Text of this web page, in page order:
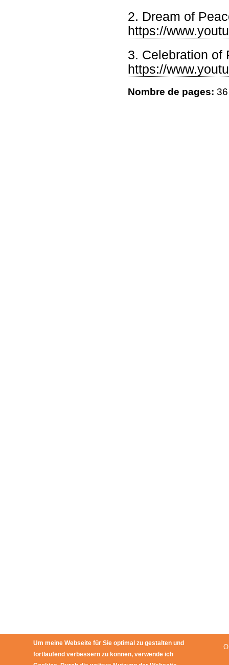
2. Dream of
https://
3. Celebration of
https://
Nombre de pages: 36
Um meine Webseite für Sie optimal zu gestalten und
fortlaufend verbessern zu können, verwende ich